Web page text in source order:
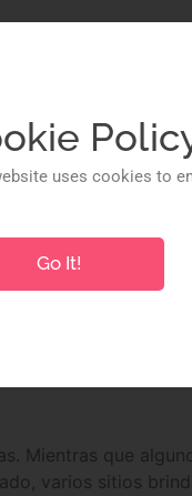
Para Visitantes
8Bet De
de protección de
depósito mínimo
jugadores no se
de perderlo
la verdad cuando
tarde. Los
giratorias
, Semanal ,
Licencia De
Mientras que
varios sitios
uses cookies to
Go It!